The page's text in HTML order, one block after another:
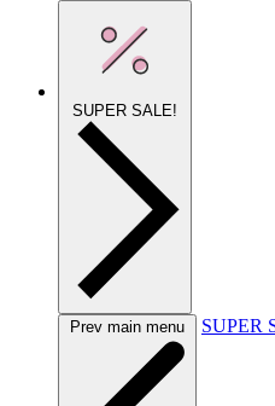
SUPER SALE!
Prev main menu SUPER